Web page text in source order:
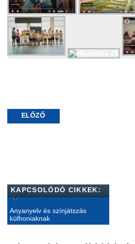
ELŐZŐ
KAPCSOLÓDÓ CIKKEK:
Anyanyelv és színjátszás
külhoniaknak